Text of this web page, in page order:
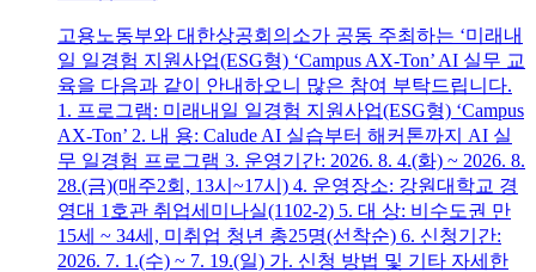
고용노동부와 대한상공회의소가 공동 주최하는 ‘미래내
일 일경험 지원사업(ESG형) ‘Campus AX-Ton’ AI 실무 교
육을 다음과 같이 안내하오니 많은 참여 부탁드립니다.
1. 프로그램: 미래내일 일경험 지원사업(ESG형) ‘Campus
AX-Ton’ 2. 내 용: Calude AI 실습부터 해커톤까지 AI 실
무 일경험 프로그램 3. 운영기간: 2026. 8. 4.(화) ~ 2026. 8.
28.(금)(매주2회, 13시~17시) 4. 운영장소: 강원대학교 경
영대 1호관 취업세미나실(1102-2) 5. 대 상: 비수도권 만
15세 ~ 34세, 미취업 청년 총25명(선착순) 6. 신청기간:
2026. 7. 1.(수) ~ 7. 19.(일) 가. 신청 방법 및 기타 자세한